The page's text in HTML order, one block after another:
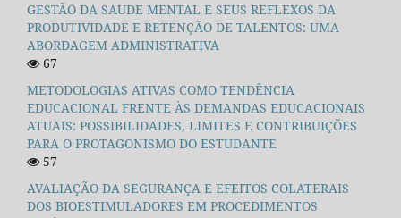
GESTÃO DA SAUDE MENTAL E SEUS REFLEXOS DA
PRODUTIVIDADE E RETENÇÃO DE TALENTOS: UMA
ABORDAGEM ADMINISTRATIVA
67
METODOLOGIAS ATIVAS COMO TENDÊNCIA
EDUCACIONAL FRENTE ÀS DEMANDAS EDUCACIONAIS
ATUAIS: POSSIBILIDADES, LIMITES E CONTRIBUIÇÕES
PARA O PROTAGONISMO DO ESTUDANTE
57
AVALIAÇÃO DA SEGURANÇA E EFEITOS COLATERAIS
DOS BIOESTIMULADORES EM PROCEDIMENTOS